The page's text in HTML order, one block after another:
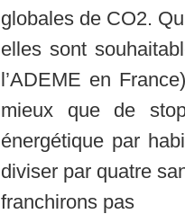
globales de CO2.
elles sont
l’ADEME en
mieux que de
énergétique par
diviser par quatre
franchirons pas